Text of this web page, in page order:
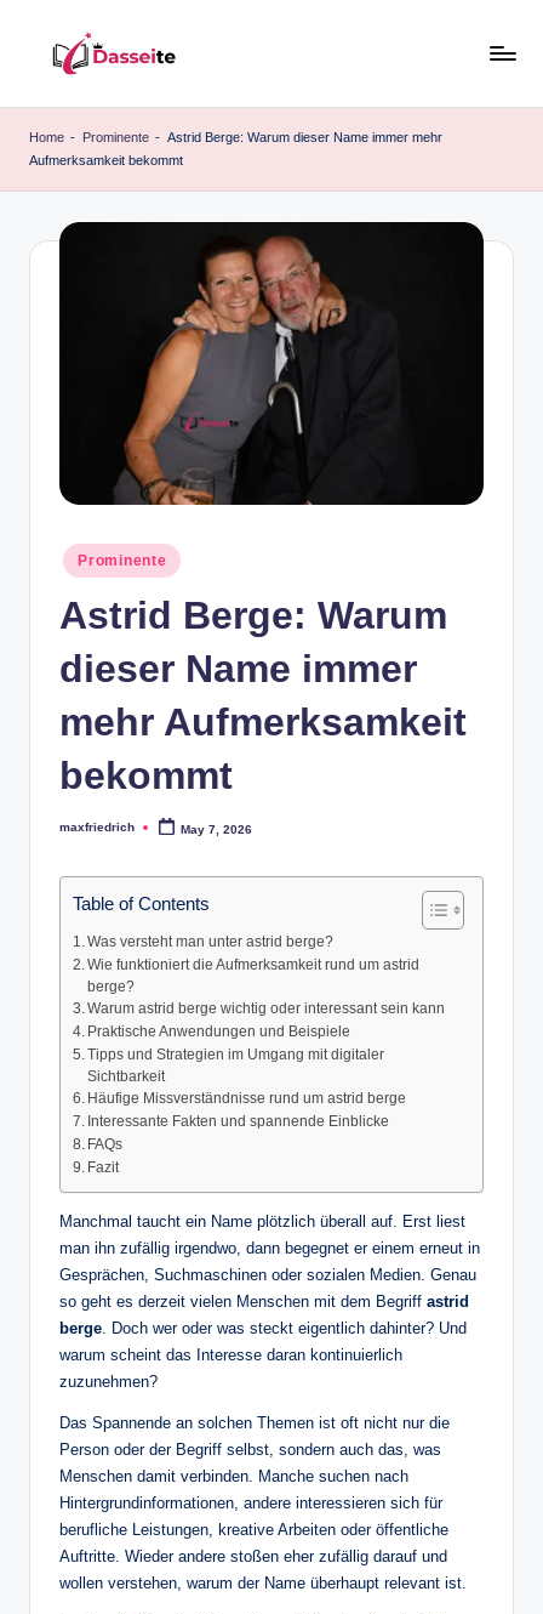
content
a
e
Home - Prominente - Astrid Berge: Warum dieser Name immer mehr
Aufmerksamkeit bekommt
Posted
in
Prominente
Astrid Berge: Warum
dieser Name immer
mehr Aufmerksamkeit
bekommt
Posted
maxfriedrich May 7, 2026
Table of Contents
Was versteht man unter astrid berge?
Wie funktioniert die Aufmerksamkeit rund um astrid
berge?
Warum astrid berge wichtig oder interessant sein kann
Praktische Anwendungen und Beispiele
Tipps und Strategien im Umgang mit digitaler
Sichtbarkeit
Häufige Missverständnisse rund um astrid berge
Interessante Fakten und spannende Einblicke
FAQs
Fazit
Manchmal taucht ein Name plötzlich überall auf. Erst liest
man ihn zufällig irgendwo, dann begegnet er einem erneut in
Gesprächen, Suchmaschinen oder sozialen Medien. Genau
so geht es derzeit vielen Menschen mit dem Begriff astrid
berge. Doch wer oder was steckt eigentlich dahinter? Und
warum scheint das Interesse daran kontinuierlich
zuzunehmen?
Das Spannende an solchen Themen ist oft nicht nur die
Person oder der Begriff selbst, sondern auch das, was
Menschen damit verbinden. Manche suchen nach
Hintergrundinformationen, andere interessieren sich für
berufliche Leistungen, kreative Arbeiten oder öffentliche
Auftritte. Wieder andere stoßen eher zufällig darauf und
wollen verstehen, warum der Name überhaupt relevant ist.